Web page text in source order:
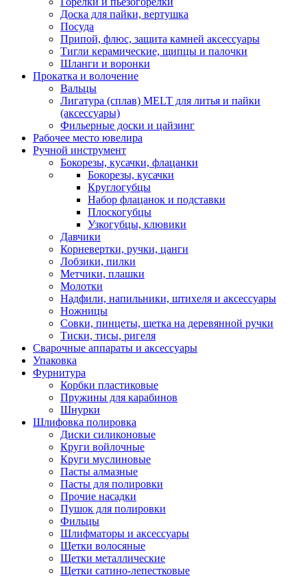
Доска для пайки, вертушка
Посуда
Припой, флюс, защита камней аксессуары
Тигли керамические, щипцы и палочки
Шланги и воронки
Прокатка и волочение
Вальцы
Лигатура (сплав) MELT для литья и пайки
(аксессуары)
Фильерные доски и цайзинг
Рабочее место ювелира
Ручной инструмент
Бокорезы, кусачки, флацанки
Бокорезы, кусачки
Круглогубцы
Набор флацанок и подставки
Плоскогубцы
Узкогубцы, клювики
Давчики
Корневертки, ручки, цанги
Лобзики, пилки
Метчики, плашки
Молотки
Надфили, напильники, штихеля и аксессуары
Ножницы
Совки, пинцеты, щетка на деревянной ручки
Тиски, тисы, ригеля
Сварочные аппараты и аксессуары
Упаковка
Фурнитура
Корбки пластиковые
Пружины для карабинов
Шнурки
Шлифовка полировка
Диски силиконовые
Круги войлочные
Круги муслиновые
Пасты алмазные
Пасты для полировки
Прочие насадки
Пушок для полировки
Фильцы
Шлифматоры и аксессуары
Щетки волосяные
Щетки металлические
Щетки сатино-лепестковые